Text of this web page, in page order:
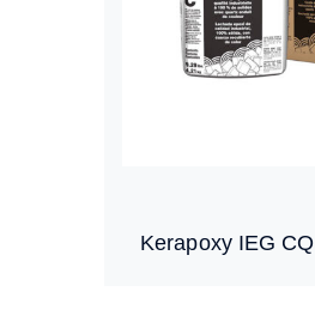
Kerapoxy IEG CQ